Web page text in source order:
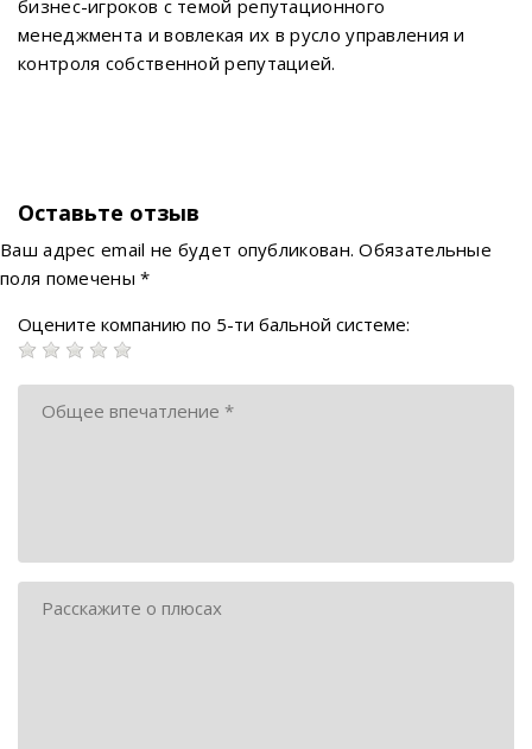
бизнес-игроков с темой репутационного
менеджмента и вовлекая их в русло управления и
контроля собственной репутацией.
Оставьте отзыв
Ваш адрес email не будет опубликован. Обязательные
поля помечены*
Оцените компанию по 5-ти бальной системе: